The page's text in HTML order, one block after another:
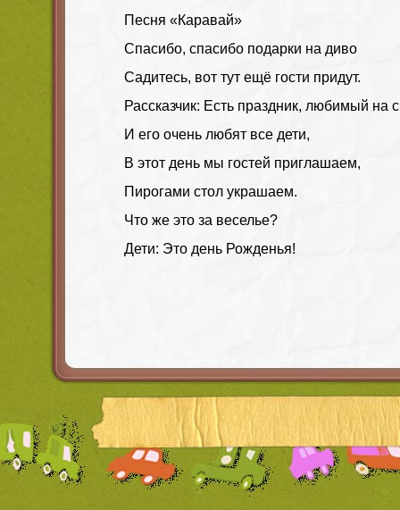
Песня «Каравай»
Спасибо, спасибо подарки на диво
Садитесь, вот тут ещё гости придут.
Рассказчик: Есть праздник, любимый на
И его очень любят все дети,
В этот день мы гостей приглашаем,
Пирогами стол украшаем.
Что же это за веселье?
Дети: Это день Рожденья!